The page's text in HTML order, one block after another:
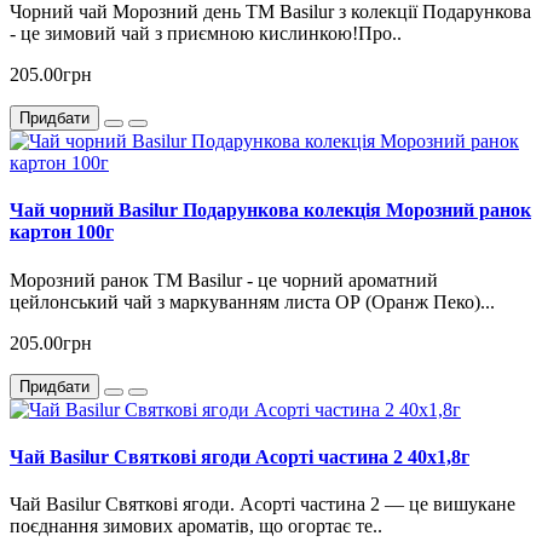
Чорний чай Морозний день ТМ Basilur з колекції Подарункова
- це зимовий чай з приємною кислинкою!Про..
205.00грн
Придбати
Чай чорний Basilur Подарункова колекція Морозний ранок
картон 100г
Морозний ранок TM Basilur - це чорний ароматний
цейлонський чай з маркуванням листа ОР (Оранж Пеко)...
205.00грн
Придбати
Чай Basilur Святкові ягоди Асорті частина 2 40х1,8г
Чай Basilur Святкові ягоди. Асорті частина 2 — це вишукане
поєднання зимових ароматів, що огортає те..